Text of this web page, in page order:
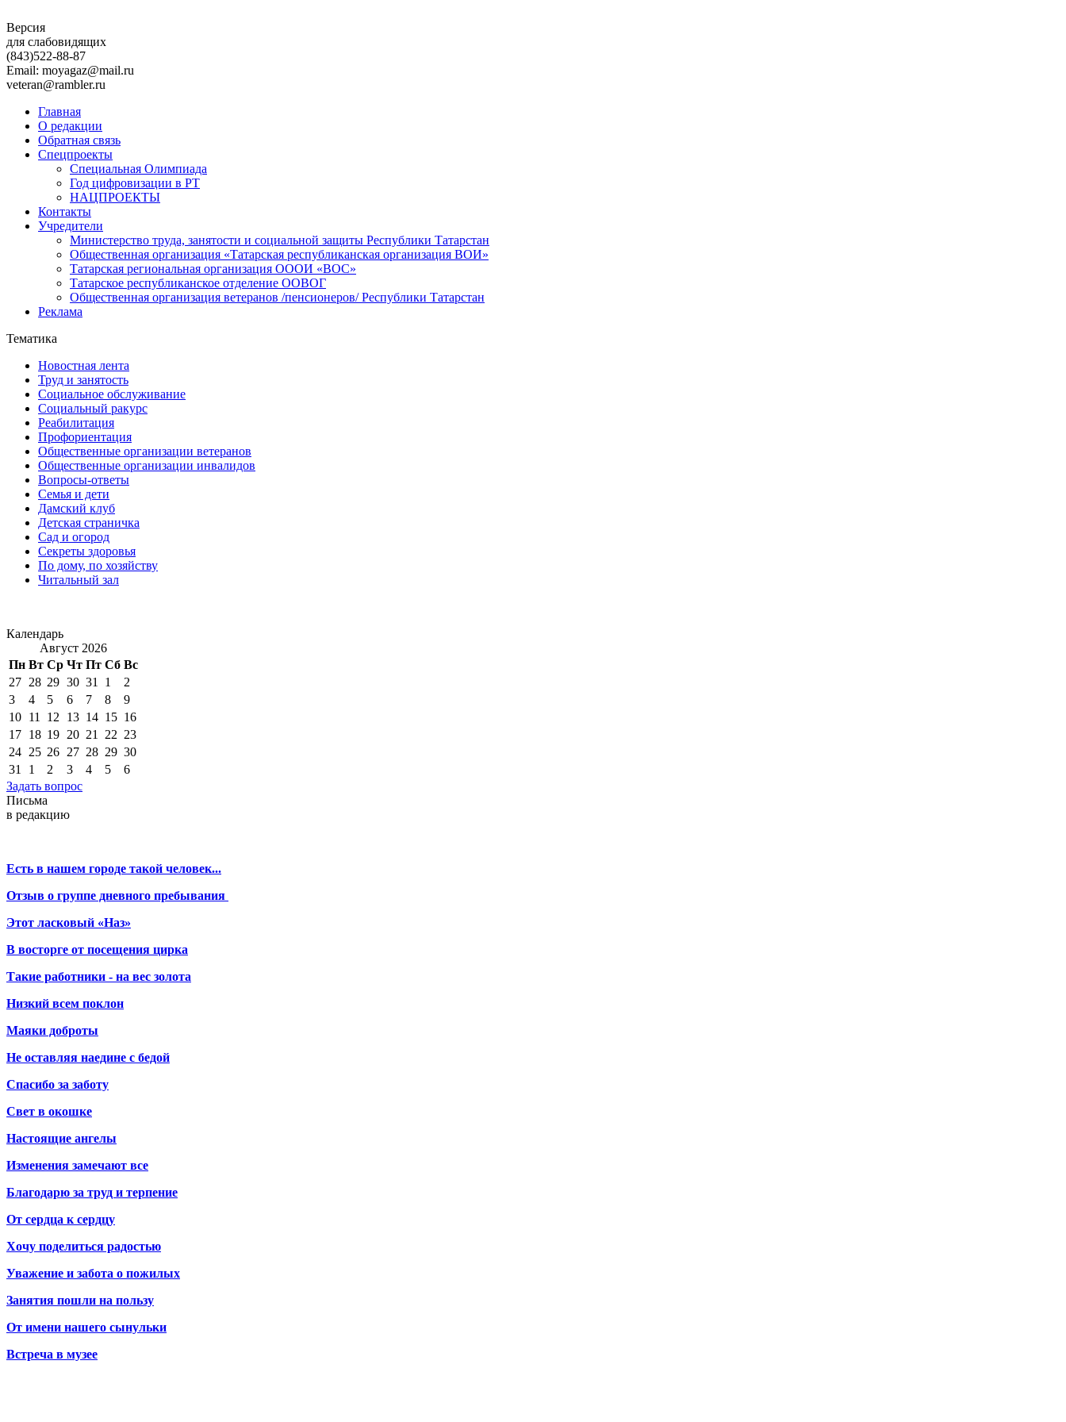
Версия
для слабовидящих
(843)522-88-87
Email: moyagaz@mail.ru
veteran@rambler.ru
Главная
О редакции
Обратная связь
Спецпроекты
Специальная Олимпиада
Год цифровизации в РТ
НАЦПРОЕКТЫ
Контакты
Учредители
Министерство труда, занятости и социальной защиты Республики Татарстан
Общественная организация «Татарская республиканская организация ВОИ»
Татарская региональная организация ОООИ «ВОС»
Татарское республиканское отделение ООВОГ
Общественная организация ветеранов /пенсионеров/ Республики Татарстан
Реклама
Тематика
Новостная лента
Труд и занятость
Социальное обслуживание
Социальный ракурс
Реабилитация
Профориентация
Общественные организации ветеранов
Общественные организации инвалидов
Вопросы-ответы
Семья и дети
Дамский клуб
Детская страничка
Сад и огород
Секреты здоровья
По дому, по хозяйству
Читальный зал
Календарь
Август 2026
Пн Вт Ср Чт Пт Сб Вс
27 28 29 30 31 1
2
3
4 5 6 7 8
9
10 11 12 13 14 15 16
17 18 19 20 21 22 23
24 25 26 27 28 29 30
31
1 2 3 4 5
6
Задать вопрос
Письма
в редакцию
Есть в нашем городе такой человек...
Отзыв о группе дневного пребывания
Этот ласковый «Наз»
В восторге от посещения цирка
Такие работники - на вес золота
Низкий всем поклон
Маяки доброты
Не оставляя наедине с бедой
Спасибо за заботу
Свет в окошке
Настоящие ангелы
Изменения замечают все
Благодарю за труд и терпение
От сердца к сердцу
Хочу поделиться радостью
Уважение и забота о пожилых
Занятия пошли на пользу
От имени нашего сынульки
Встреча в музее